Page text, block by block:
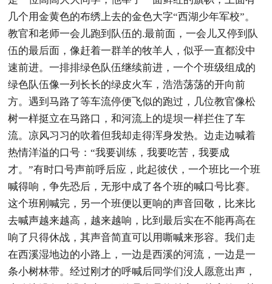
几个用金黄色的布绣上去的金色大字“西湖少年军校”。
教官和老师一会儿跑到队伍的.最前面，一会儿又停到队
伍的最后面，像赶着一群羊的牧羊人，似乎一直都没中
速前进。一排排绿色队伍继续前进，一个个班级组成的
绿色队伍像一列长长的绿皮火车，浩浩荡荡的开向前
方。遇到马路了等车流停便飞似的跑过，几位教官像松
树一样挺立在马路口，和河流上的堤坝一样拦住了车
流。凉风习习的吹着但我却走得浑身发热。边走边喊着
热情洋溢的口号：“我要训练，我要吃苦，我要成
才。”有时口号声前呼后应，此起彼伏，一个班比一个班
喊得响，争先恐后，无形中成了各个班的喊口号比赛。
这个班刚喊完，另一个班便以更响的声音回敬，比来比
去喊声越来越高，越来越响，比到最后实在不能再高在
响了只得休战，其声音简直可以用嘶喊来形容。我们走
在西溪湿地边的小路上，一边是西溪的河流，一边是一
条小树林带。经过刚才的呼喊后同学们没人愿意出声，